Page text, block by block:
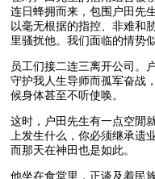
连日蜂拥而来，包围户田先
以毫无根据的指控、非难和
里骚扰他。我们面临的情势
员工们接二连三离开公司。
守护我人生导师而孤军奋战
候身体甚至不听使唤。
这时，户田先生有一点空閒
上发生什么，你必须继承遗
而那天在神田也是如此。
他坐在食堂里，正谈及着民